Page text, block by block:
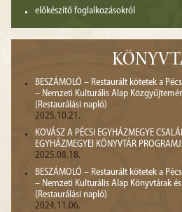
előkészítő foglalkozásokról
BESZÁMOLÓ – Restaurált kötetek a
– Nemzeti Kulturális Alap
(Restaurálási napló)
2025.10.21.
KOVÁSZ A PÉCSI EGYHÁZMEGYE
EGYHÁZMEGYEI KÖNYVTÁR
2025.08.18.
BESZÁMOLÓ – Restaurált kötetek a
– Nemzeti Kulturális Alap Könyvtárak
(Restaurálási napló)
2024.11.06.